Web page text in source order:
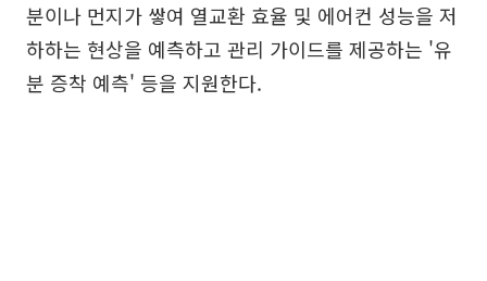
분이나 먼지가 쌓여 열교환 효율 및 에어컨 성능을 저
하하는 현상을 예측하고 관리 가이드를 제공하는 '유
분 증착 예측' 등을 지원한다.